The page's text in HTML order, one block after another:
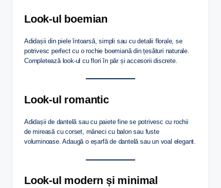
Look-ul boemian
Adidașii din piele întoarsă, simpli sau cu detalii florale, se
potrivesc perfect cu o rochie boemiană din țesături naturale.
Completează look-ul cu flori în păr și accesorii discrete.
Look-ul romantic
Adidașii de dantelă sau cu paiete fine se potrivesc cu rochii
de mireasă cu corset, mâneci cu balon sau fuste
voluminoase. Adaugă o eșarfă de dantelă sau un voal elegant.
Look-ul modern și minimal